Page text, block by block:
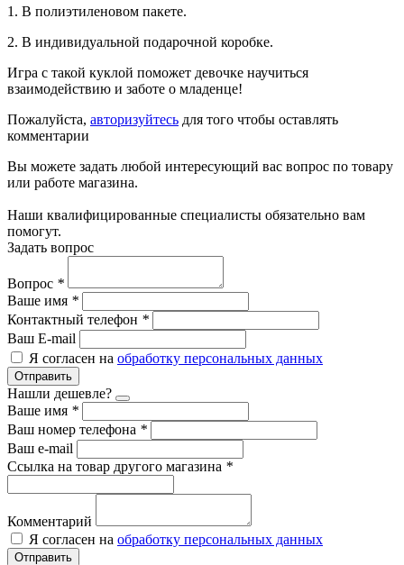
1. В полиэтиленовом пакете.
2. В индивидуальной подарочной коробке.
Игра с такой куклой поможет девочке научиться
взаимодействию и заботе о младенце!
Пожалуйста, авторизуйтесь для того чтобы оставлять
комментарии
Вы можете задать любой интересующий вас вопрос по товару
или работе магазина.
Наши квалифицированные специалисты обязательно вам
помогут.
Задать вопрос
Вопрос *
Ваше имя *
Контактный телефон *
Ваш E-mail
Я согласен на обработку персональных данных
Отправить
Нашли дешевле?
Ваше имя *
Ваш номер телефона *
Ваш e-mail
Ссылка на товар другого магазина *
Комментарий
Я согласен на обработку персональных данных
Отправить